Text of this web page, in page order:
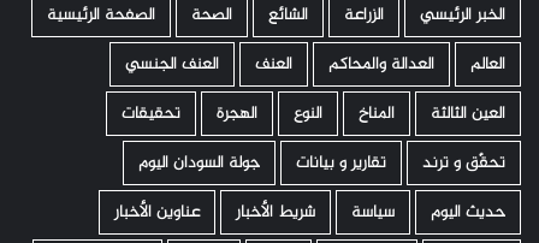
الخبر الرئيسي
الزراعة الشائع الصحة
الصفحة الرئيسية
العالم
العدالة والمحاكم العنف
العنف الجنسي
العين الثالثة
المناخ النوع الهجرة
تحقيقات
تحقّق و ترند
تقارير و بيانات
جولة السودان اليوم
حديث اليوم
سياسة شريط الأخبار عناوين الأخبار